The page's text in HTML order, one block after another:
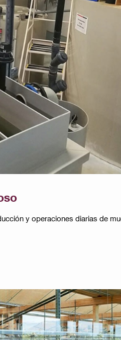
y operaciones diarias de